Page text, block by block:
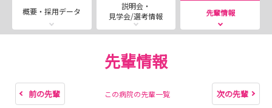
概要・採用データ
説明会・
見学会/選考情報
先輩情報
先輩情報
前の先輩 この病院の先輩一覧 次の先輩